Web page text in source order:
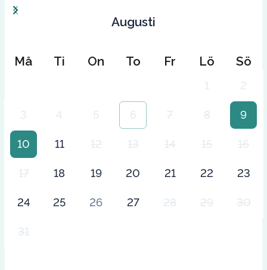
Augusti
Må Ti On To Fr Lö Sö
1 2
3 4 5 6 7 8 9
10 11 12 13 14 15 16
17 18 19 20 21 22 23
24 25 26 27 28 29 30
31